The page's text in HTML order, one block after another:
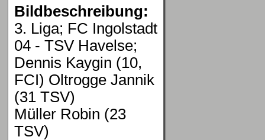
Bildbeschreibung:
3. Liga; FC Ingolstadt
04 - TSV Havelse;
Dennis Kaygin (10,
FCI) Oltrogge Jannik
(31 TSV)
Müller Robin (23
TSV)